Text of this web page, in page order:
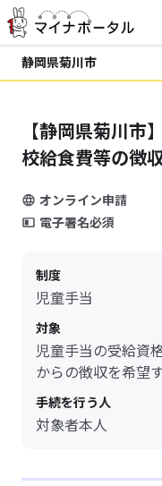
静岡県菊川市
【静岡県菊川市
校給食費等の徴
オンライン申請
電子署名必須
制度
児童手当
対象
児童手当の受給資
からの徴収を希望
手続を行う人
対象者本人